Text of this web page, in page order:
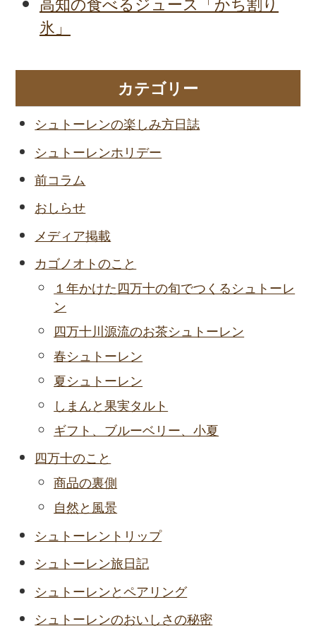
氷」
カテゴリー
シュトーレンの楽しみ方日誌
シュトーレンホリデー
前コラム
おしらせ
メディア掲載
カゴノオトのこと
１年かけた四万十の旬でつくるシュトーレ
ン
四万十川源流のお茶シュトーレン
春シュトーレン
夏シュトーレン
しまんと果実タルト
ギフト、ブルーベリー、小夏
四万十のこと
商品の裏側
自然と風景
シュトーレントリップ
シュトーレン旅日記
シュトーレンとペアリング
シュトーレンのおいしさの秘密